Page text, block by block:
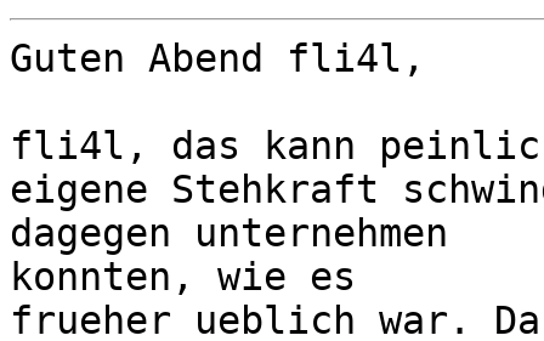
Guten Abend fli4l,
fli4l, das kann
eigene Stehkraft
dagegen unternehmen
konnten, wie es
frueher ueblich war.